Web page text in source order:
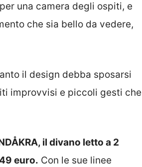
una camera degli ospiti, e
che sia bello da vedere,
il design debba sposarsi
improvvisi e piccoli gesti che
il divano letto a 2
euro. Con le sue linee